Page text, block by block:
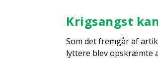
Krigs­angst
Som det frem­går af
lyt­te­re blev opskræm­te